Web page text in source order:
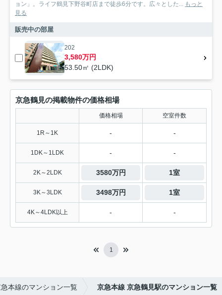
ョン」。ライフ鶴見下野谷町店まで徒歩6分です。広々とした... もっと
見る
販売中の部屋
202
3,580万円
53.50㎡ (2LDK)
京急鶴見の掲載物件の価格相場
価格相場 空室件数
1R～1K - -
1DK～1LDK - -
2K～2LDK 3580万円 1室
3K～3LDK 3498万円 1室
4K～4LDK以上 - -
1
本線のマンション一覧 京急本線 京急鶴見駅のマンション一覧